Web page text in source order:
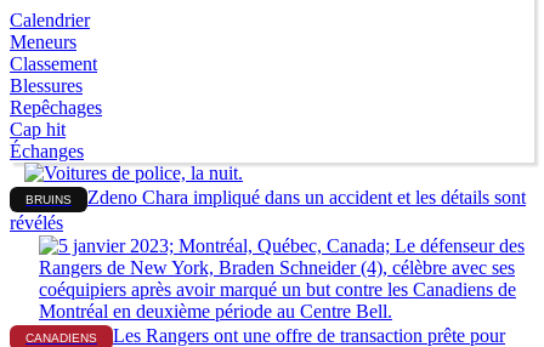
Calendrier
Meneurs
Classement
Blessures
Repêchages
Cap hit
Échanges
BRUINS
Zdeno Chara impliqué dans un accident et les détails sont
révélés
CANADIENS
Les Rangers ont une offre de transaction prête pour